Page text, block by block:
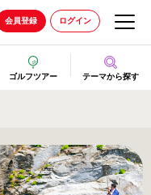
会員登録 ログイン
ゴルフツアー テーマから探す